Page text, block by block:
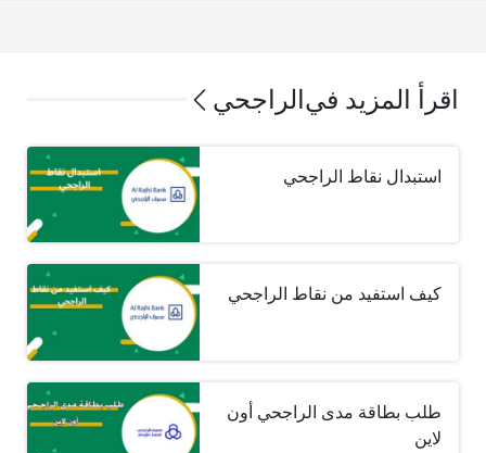
اقرأ المزيد في الراجحي
استبدال نقاط الراجحي
كيف استفيد من نقاط الراجحي
طلب بطاقة مدى الراجحي أون
لاين